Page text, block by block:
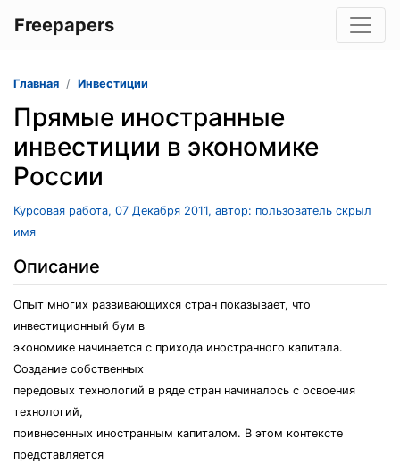
Freepapers
Главная Инвестиции
Прямые иностранные
инвестиции в экономике
России
Курсовая работа, 07 Декабря 2011, автор: пользователь скрыл
имя
Описание
Опыт многих развивающихся стран показывает, что
инвестиционный бум в
экономике начинается с прихода иностранного капитала.
Создание собственных
передовых технологий в ряде стран начиналось с освоения
технологий,
привнесенных иностранным капиталом. В этом контексте
представляется